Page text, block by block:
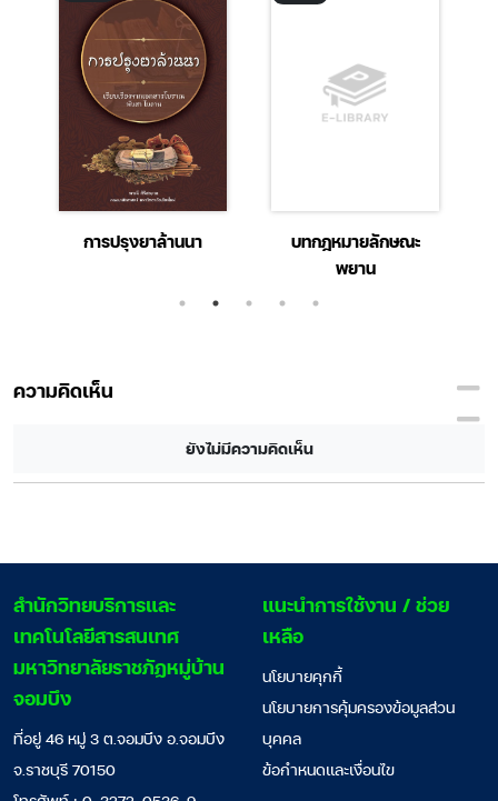
การปรุงยาล้านนา
บทกฎหมายลักษณะ
พยาน
ความคิดเห็น
ยังไม่มีความคิดเห็น
สํานักวิทยบริการและ
เทคโนโลยีสารสนเทศ
มหาวิทยาลัยราชภัฏหมู่บ้าน
จอมบึง
ที่อยู่ 46 หมู่ 3 ต.จอมบึง อ.จอมบึง
จ.ราชบุรี 70150
แนะนำการใช้งาน / ช่วย
เหลือ
นโยบายคุกกี้
นโยบายการคุ้มครองข้อมูลส่วน
บุคคล
ข้อกำหนดและเงื่อนไข